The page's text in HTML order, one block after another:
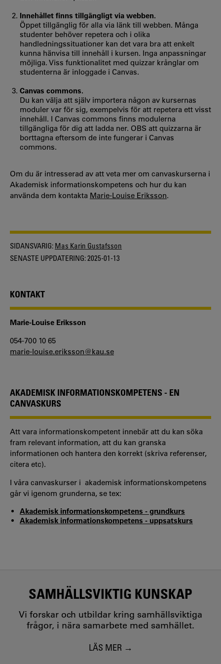
Innehållet finns tillgängligt via webben.
Öppet tillgänglig för alla via länk till webben. Många
studenter behöver repetera och i olika
handledningssituationer kan det vara bra att enkelt
kunna hänvisa till innehåll i kursen. Inga anpassningar
möjliga. Viss funktionalitet med quizzar krånglar om
studenterna är inloggade i Canvas.
Canvas commons.
Du kan välja att själv importera någon av kursernas
moduler var för sig, exempelvis för att repetera ett visst
innehåll. I Canvas commons finns modulerna
tillgängliga för dig att ladda ner. OBS att quizzarna är
borttagna eftersom de inte fungerar i Canvas
commons.
Om du är intresserad av att veta mer om canvaskurserna i
Akademisk informationskompetens och hur du kan
använda dem kontakta Marie-Louise Eriksson.
SIDANSVARIG: Mas Karin Gustafsson
SENASTE UPPDATERING:2025-01-13
KONTAKT
Marie-Louise Eriksson
054-700 10 65
marie-louise.eriksson@kau.se
AKADEMISK INFORMATIONSKOMPETENS - EN
CANVASKURS
Att vara informationskompetent innebär att du kan söka
fram relevant information, att du kan granska
informationen och hantera den korrekt (skriva referenser,
citera etc).
I våra canvaskurser i akademisk informationskompetens
går vi igenom grunderna, se tex:
Akademisk informationskompetens - grundkurs
Akademisk informationskompetens - uppsatskurs
SAMHÄLLSVIKTIG KUNSKAP
Vi forskar och utbildar kring samhällsviktiga
frågor, i nära samarbete med samhället.
LÄS MER